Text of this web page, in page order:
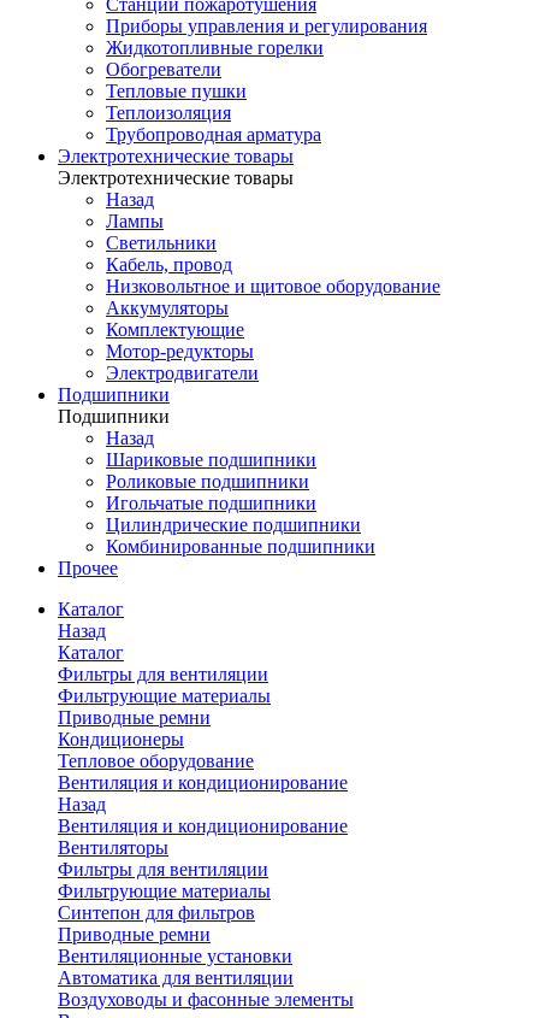
Станции пожаротушения
Приборы управления и регулирования
Жидкотопливные горелки
Обогреватели
Тепловые пушки
Теплоизоляция
Трубопроводная арматура
Электротехнические товары
Электротехнические товары
Назад
Лампы
Светильники
Кабель, провод
Низковольтное и щитовое оборудование
Аккумуляторы
Комплектующие
Мотор-редукторы
Электродвигатели
Подшипники
Подшипники
Назад
Шариковые подшипники
Роликовые подшипники
Игольчатые подшипники
Цилиндрические подшипники
Комбинированные подшипники
Прочее
Каталог
Назад
Каталог
Фильтры для вентиляции
Фильтрующие материалы
Приводные ремни
Кондиционеры
Тепловое оборудование
Вентиляция и кондиционирование
Назад
Вентиляция и кондиционирование
Вентиляторы
Фильтры для вентиляции
Фильтрующие материалы
Синтепон для фильтров
Приводные ремни
Вентиляционные установки
Автоматика для вентиляции
Воздуховоды и фасонные элементы